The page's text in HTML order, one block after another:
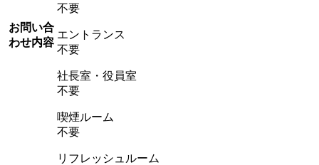
お問い合
わせ内容
不要
エントランス
不要
社長室・役員室
不要
喫煙ルーム
不要
リフレッシュルーム